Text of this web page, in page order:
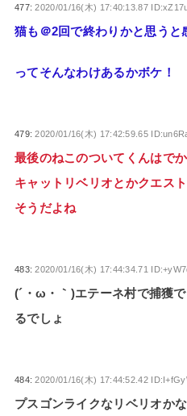
477:2020/01/16(木) 17:40:13.87
猫も＠2回で終わりかと思うと
ってそんなわけあるかボケ！
479:2020/01/16(木) 17:42:59.65
最後のねこのついてくんはで
キャットリベリオとかクエス
そうだよね
483:2020/01/16(木) 17:44:34.71
(´・ω・｀)エテーネ村で捕獲
るでしょ
484:2020/01/16(木) 17:44:52.42
プスゴンライクなリベリオかな